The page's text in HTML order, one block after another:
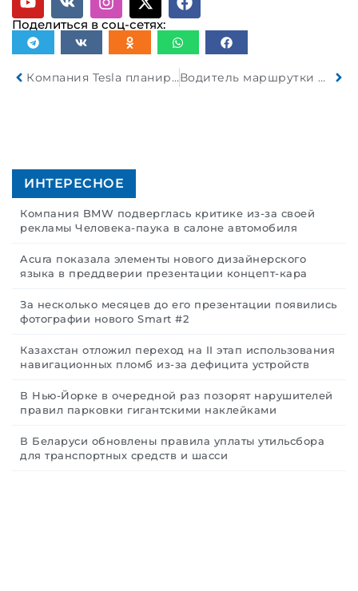
Поделиться в соц-сетях:
Компания Tesla планирует расширить штат сотрудников в Грюнхайде на 1000 человек Водитель маршрутки столкнулся с трактором и легковушкой. Погибли 6 человек. Завершено расследование
ИНТЕРЕСНОЕ
Компания BMW подверглась критике из-за своей
рекламы Человека-паука в салоне автомобиля
Acura показала элементы нового дизайнерского
языка в преддверии презентации концепт-кара
За несколько месяцев до его презентации появились
фотографии нового Smart #2
Казахстан отложил переход на II этап использования
навигационных пломб из-за дефицита устройств
В Нью-Йорке в очередной раз позорят нарушителей
правил парковки гигантскими наклейками
В Беларуси обновлены правила уплаты утильсбора
для транспортных средств и шасси